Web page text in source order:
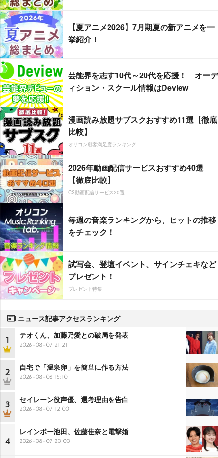
【夏アニメ2026】7月期夏の新アニメを一
挙紹介！
芸能界を志す10代～20代を応援！ オーデ
ィション・スクール情報はDeview
漫画読み放題サブスクおすすめ11選【徹底
比較】
オリコン顧客満足度ランキング
2026年動画配信サービスおすすめ40選
【徹底比較】
CS動画配信サービス20選
毎週の音楽ランキングから、ヒットの推移
をチェック！
試写会、登壇イベント、サインチェキなど
プレゼント！
プレゼント特集
ニュース記事アクセスランキング
1 テオくん、加藤乃愛との破局を発表
2026-08-07 21:21
2 自宅で「温泉卵」を簡単に作る方法
2026-08-06 15:10
3 セイレーン役声優、選考理由を告白
2026-08-07 12:00
4
レインボー池田、佐藤佳奈と電撃婚
2026-08-07 20:00